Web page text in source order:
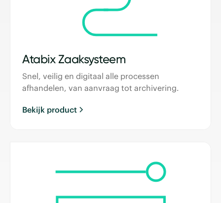
Atabix Zaaksysteem
Snel, veilig en digitaal alle processen
afhandelen, van aanvraag tot archivering.
Bekijk product